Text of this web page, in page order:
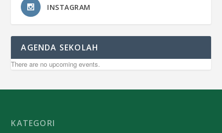
INSTAGRAM
AGENDA SEKOLAH
There are no upcoming events.
KATEGORI